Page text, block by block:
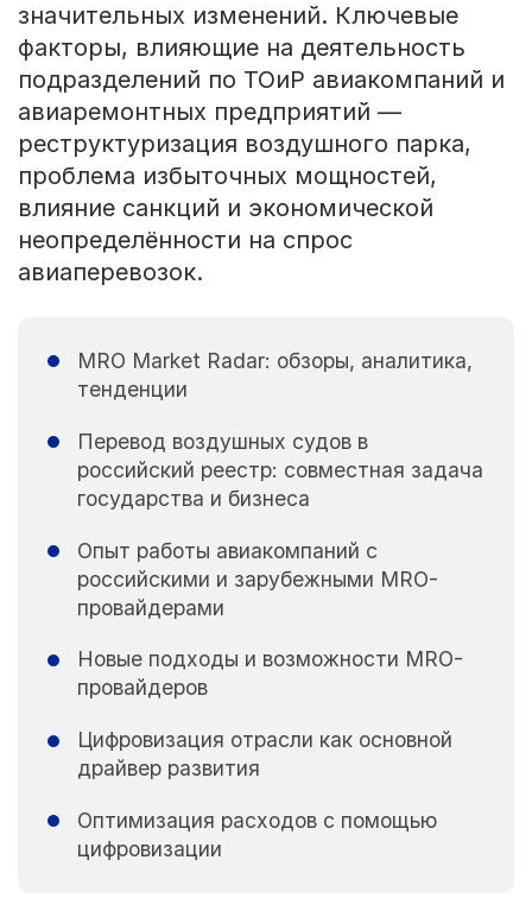
значительных изменений. Ключевые
факторы, влияющие на деятельность
подразделений по ТОиР авиакомпаний и
авиаремонтных предприятий —
реструктуризация воздушного парка,
проблема избыточных мощностей,
влияние санкций и экономической
неопределённости на спрос
авиаперевозок.
MRO Market Radar: обзоры, аналитика,
тенденции
Перевод воздушных судов в
российский реестр: совместная задача
государства и бизнеса
Опыт работы авиакомпаний с
российскими и зарубежными MRO-
провайдерами
Новые подходы и возможности MRO-
провайдеров
Цифровизация отрасли как основной
драйвер развития
Оптимизация расходов с помощью
цифровизации